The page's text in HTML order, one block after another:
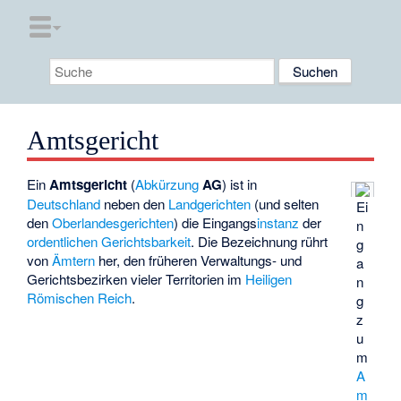
Amtsgericht
Ei
n
g
a
n
g
z
u
m
A
m
EinAmtsgericht (Abkürzung AG) ist in
Deutschland neben den Landgerichten (und selten
denOberlandesgerichten) die Eingangsinstanz der
ordentlichen Gerichtsbarkeit. Die Bezeichnung rührt
vonÄmtern her, den früheren Verwaltungs- und
Gerichtsbezirken vieler Territorien im Heiligen
Römischen Reich.